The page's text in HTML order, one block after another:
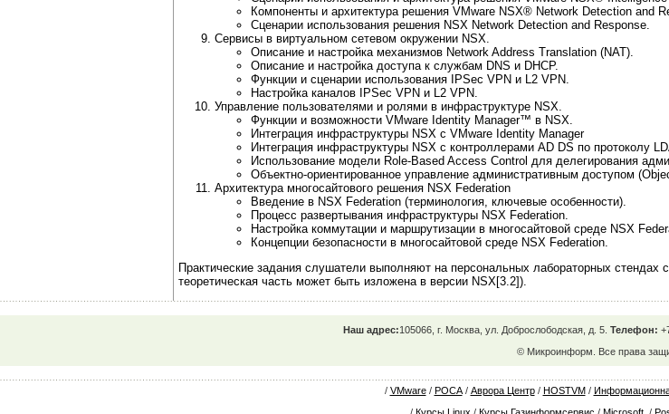
Компоненты и архитектура решения VMware NSX® Network Detection and
Сценарии использования решения NSX Network Detection and Response.
Сервисы в виртуальном сетевом окружении NSX.
Описание и настройка механизмов Network Address Translation (NAT).
Описание и настройка доступа к службам DNS и DHCP.
Функции и сценарии использования IPSec VPN и L2 VPN.
Настройка каналов IPSec VPN и L2 VPN.
Управление пользователями и ролями в инфраструктуре NSX.
Функции и возможности VMware Identity Manager™ в NSX.
Интеграция инфраструктуры NSX с VMware Identity Manager
Интеграция инфраструктуры NSX с контроллерами AD DS по протоколу
Использование модели Role-Based Access Control для делегирования
Объектно-ориентированное управление административным доступом
Архитектура многосайтового решения NSX Federation
Введение в NSX Federation (терминология, ключевые особенности).
Процесс развертывания инфраструктуры NSX Federation.
Настройка коммутации и маршрутизации в многосайтовой среде NSX
Концепции безопасности в многосайтовой среде NSX Federation.
Практические задания слушатели выполняют на персональных лабораторных
теоретическая часть может быть изложена в версии NSX[3.2]).
Наш адрес:105066, г. Москва, ул. Доброслободская, д. 5. Телефон:
© Микроинформ. Все права
/ VMware/ РОСА/ Аврора Центр/ HOSTVM/